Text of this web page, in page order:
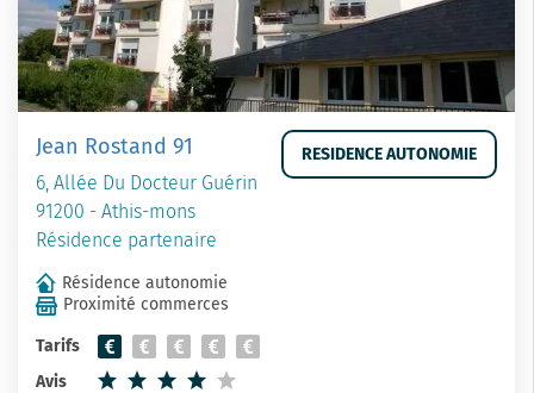
Jean Rostand 91
6, Allée Du Docteur Guérin
91200 - Athis-mons
Résidence partenaire
RESIDENCE AUTONOMIE
Résidence autonomie
Proximité commerces
Tarifs
Avis